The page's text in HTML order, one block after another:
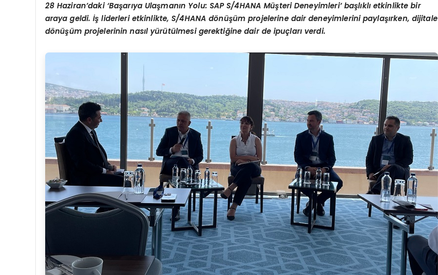
28 Haziran’daki ‘Başarıya Ulaşmanın Yolu: SAP S/4HANA Müşteri Deneyimleri’ başlıklı etkinlikte bir
araya geldi. İş liderleri etkinlikte, S/4HANA dönüşüm projelerine dair deneyimlerini paylaşırken, dijitale
dönüşüm projelerinin nasıl yürütülmesi gerektiğine dair de ipuçları verdi.